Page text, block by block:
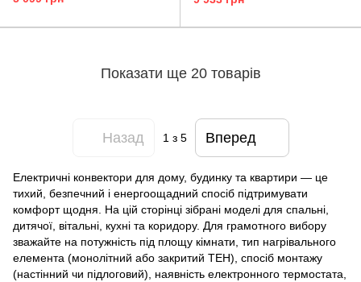
Показати ще 20 товарів
Назад 1з 5 Вперед
Електричні конвектори для дому, будинку та квартири — це
тихий, безпечний і енергоощадний спосіб підтримувати
комфорт щодня. На цій сторінці зібрані моделі для спальні,
дитячої, вітальні, кухні та коридору. Для грамотного вибору
зважайте на потужність під площу кімнати, тип нагрівального
елемента (монолітний або закритий ТЕН), спосіб монтажу
(настінний чи підлоговий), наявність електронного термостата,